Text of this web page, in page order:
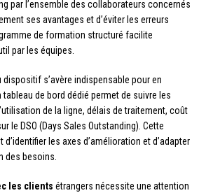
par l’ensemble des collaborateurs concernés
ses avantages et d’éviter les erreurs
de formation structuré facilite
par les équipes.
dispositif s’avère indispensable pour en
tableau de bord dédié permet de suivre les
de la ligne, délais de traitement, coût
le DSO (Days Sales Outstanding). Cette
les axes d’amélioration et d’adapter
des besoins.
les clients étrangers nécessite une attention